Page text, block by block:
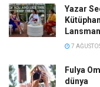
Yazar
7
Fulya
dünya